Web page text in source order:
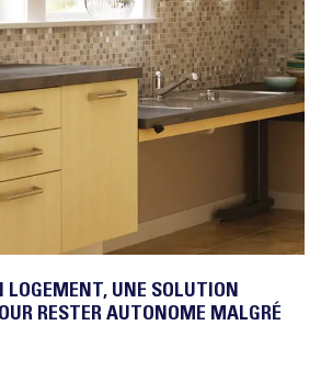
LOGEMENT, UNE SOLUTION
RESTER AUTONOME MALGRÉ